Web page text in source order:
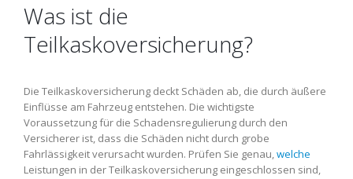
Was ist die
Teilkaskoversicherung?
Die Teilkaskoversicherung deckt Schäden ab, die durch äußere
Einflüsse am Fahrzeug entstehen. Die wichtigste
Voraussetzung für die Schadensregulierung durch den
Versicherer ist, dass die Schäden nicht durch grobe
Fahrlässigkeit verursacht wurden. Prüfen Sie genau,welche
Leistungen in der Teilkaskoversicherung eingeschlossen sind,